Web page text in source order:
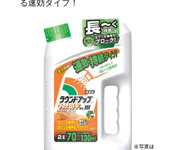
る速効タイプ！